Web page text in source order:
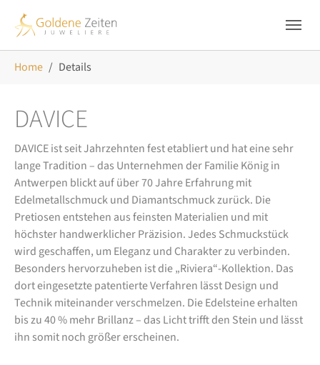
Home Details
DAVICE
DAVICE ist seit Jahrzehnten fest etabliert und hat eine sehr
lange Tradition – das Unternehmen der Familie König in
Antwerpen blickt auf über 70 Jahre Erfahrung mit
Edelmetallschmuck und Diamantschmuck zurück. Die
Pretiosen entstehen aus feinsten Materialien und mit
höchster handwerklicher Präzision. Jedes Schmuckstück
wird geschaffen, um Eleganz und Charakter zu verbinden.
Besonders hervorzuheben ist die „Riviera“-Kollektion. Das
dort eingesetzte patentierte Verfahren lässt Design und
Technik miteinander verschmelzen. Die Edelsteine erhalten
bis zu 40 % mehr Brillanz – das Licht trifft den Stein und lässt
ihn somit noch größer erscheinen.